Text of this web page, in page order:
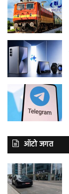
ऑटो जगत